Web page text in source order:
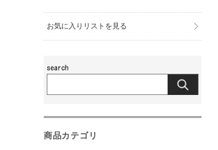
お気に入りリストを見る
商品カテゴリ